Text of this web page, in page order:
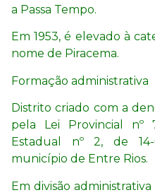
a Passa Tempo.
Em 1953, é elevado à
nome de Piracema.
Formação administrativa
Distrito criado com a
pela Lei Provincial nº
Estadual nº 2, de 14-
município de Entre Rios.
Em divisão